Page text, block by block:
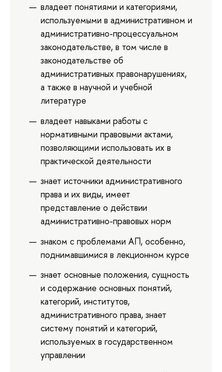
владеет понятиями и категориями,
используемыми в административном и
административно-процессуальном
законодательстве, в том числе в
законодательстве об
административных правонарушениях,
а также в научной и учебной
литературе
владеет навыками работы с
нормативными правовыми актами,
позволяющими использовать их в
практической деятельности
знает источники административного
права и их виды, имеет
представление о действии
административно-правовых норм
знаком с проблемами АП, особенно,
поднимавшимися в лекционном курсе
знает основные положения, сущность
и содержание основных понятий,
категорий, институтов,
административного права, знает
систему понятий и категорий,
используемых в государственном
управлении